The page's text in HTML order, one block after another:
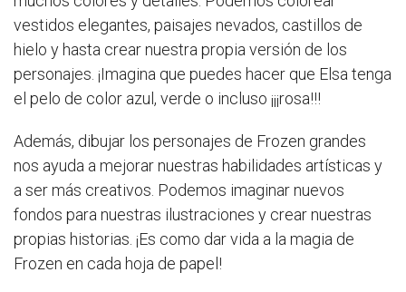
vestidos elegantes, paisajes nevados, castillos de
hielo y hasta crear nuestra propia versión de los
personajes. ¡Imagina que puedes hacer que Elsa tenga
el pelo de color azul, verde o incluso ¡¡¡rosa!!!
Además, dibujar los personajes de Frozen grandes
nos ayuda a mejorar nuestras habilidades artísticas y
a ser más creativos. Podemos imaginar nuevos
fondos para nuestras ilustraciones y crear nuestras
propias historias. ¡Es como dar vida a la magia de
Frozen en cada hoja de papel!